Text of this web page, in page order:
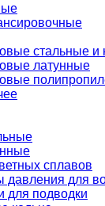
стальные
латунные
сплавов
давления для
для подводки